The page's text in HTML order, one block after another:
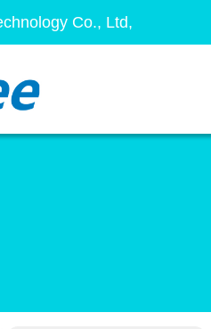
Co., Ltd,